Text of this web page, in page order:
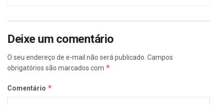
Deixe um comentário
O seu endereço de e-mail não será publicado. Campos
obrigatórios são marcados com *
Comentário *